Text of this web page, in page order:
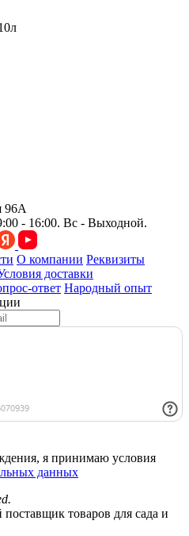
96А
- 16:00. Вс - Выходной.
О компании Реквизиты
доставки
ответ Народный опыт
я принимаю условия
данных
товаров для сада и